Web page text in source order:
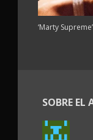
‘Marty
SOBRE EL